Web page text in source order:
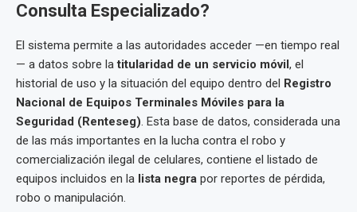
Consulta Especializado?
El sistema permite a las autoridades acceder —en tiempo real
— a datos sobre latitularidad de un servicio móvil, el
historial de uso y la situación del equipo dentro del Registro
Nacional de Equipos Terminales Móviles para la
Seguridad (Renteseg). Esta base de datos, considerada una
de las más importantes en la lucha contra el robo y
comercialización ilegal de celulares, contiene el listado de
equipos incluidos en la lista negra por reportes de pérdida,
robo o manipulación.